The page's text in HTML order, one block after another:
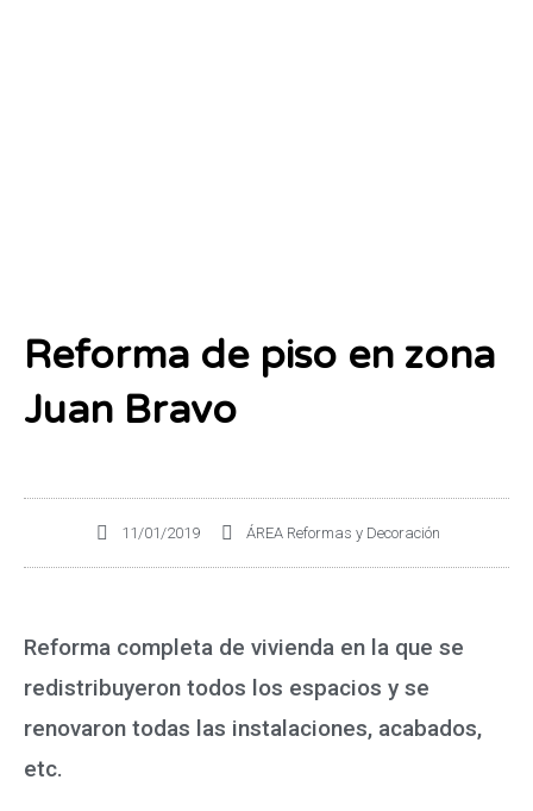
Reforma de piso en zona
Juan Bravo
11/01/2019 ÁREA Reformas y Decoración
Reforma completa de vivienda en la que se
redistribuyeron todos los espacios y se
renovaron todas las instalaciones, acabados,
etc.